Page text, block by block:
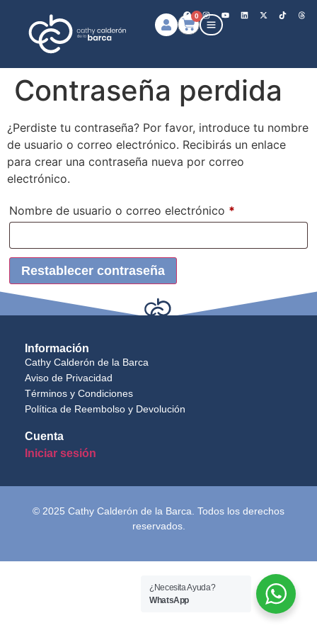
0
Contraseña perdida
¿Perdiste tu contraseña? Por favor, introduce tu nombre
de usuario o correo electrónico. Recibirás un enlace
para crear una contraseña nueva por correo
electrónico.
Nombre de usuario o correo electrónico *
Restablecer contraseña
Información
Cathy Calderón de la Barca
Aviso de Privacidad
Términos y Condiciones
Política de Reembolso y Devolución
Cuenta
Iniciar sesión
© 2025 Cathy Calderón de la Barca. Todos los derechos
reservados.
¿Necesita Ayuda?
WhatsApp